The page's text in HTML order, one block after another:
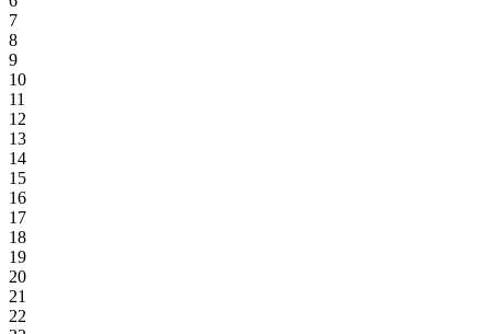
7
8
9
10
11
12
13
14
15
16
17
18
19
20
21
22